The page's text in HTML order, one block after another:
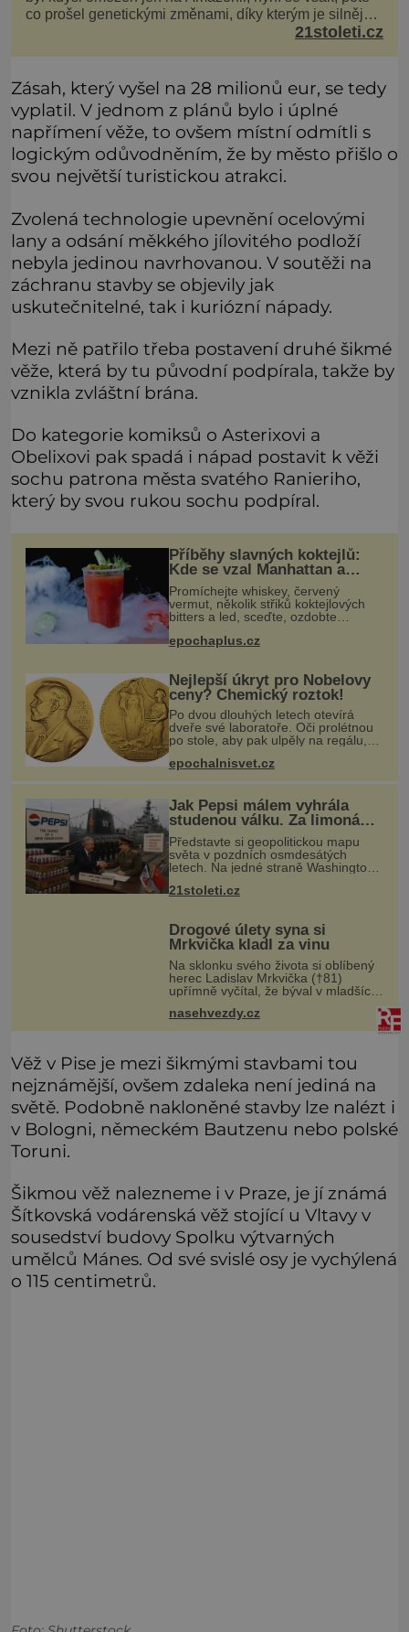
co prošel genetickými změnami, díky kterým je silnější,
šíří po celé Americe a první případy se objevily už i v
21stoleti.cz
Zásah, který vyšel na 28 milionů eur, se tedy
vyplatil. V jednom z plánů bylo i úplné
napřímení věže, to ovšem místní odmítli s
logickým odůvodněním, že by město přišlo o
svou největší turistickou atrakci.
Zvolená technologie upevnění ocelovými
lany a odsání měkkého jílovitého podloží
nebyla jedinou navrhovanou. V soutěži na
záchranu stavby se objevily jak
uskutečnitelné, tak i kuriózní nápady.
Mezi ně patřilo třeba postavení druhé šikmé
věže, která by tu původní podpírala, takže by
vznikla zvláštní brána.
Do kategorie komiksů o Asterixovi a
Obelixovi pak spadá i nápad postavit k věži
sochu patrona města svatého Ranieriho,
který by svou rukou sochu podpíral.
Příběhy slavných koktejlů:
Kde se vzal Manhattan a
Bloody Mary?
Promíchejte whiskey, červený
vermut, několik střiků koktejlových
bitters a led, sceďte, ozdobte
koktejlovou třešinkou a tadá…
Manhattan je tu! A pokud to má být
epochaplus.cz
Nejlepší úkryt pro Nobelovy
ceny? Chemický roztok!
Po dvou dlouhých letech otevírá
dveře své laboratoře. Oči prolétnou
po stole, aby pak ulpěly na regálu,
kde se nachází všemožné látky.
Hledá žluto-oranžovou tekutinu,
jakmile ji zahlédne, nesmírně se
epochalnisvet.cz
Jak Pepsi málem vyhrála
studenou válku. Za limonádu
dostala ponorky i křižník
Představte si geopolitickou mapu
světa v pozdních osmdesátých
letech. Na jedné straně Washington,
arzenál schopný zničit planetu
21stoleti.cz
Drogové úlety syna si
Mrkvička kladl za vinu
Na sklonku svého života si oblíbený
herec Ladislav Mrkvička (†81)
upřímně vyčítal, že býval v mladších
něm vyvolával hlavně velmi
dramatický osud jeho třetího syna
nasehvezdy.cz
Věž v Pise je mezi šikmými stavbami tou
nejznámější, ovšem zdaleka není jediná na
světě. Podobně nakloněné stavby lze nalézt i
v Bologni, německém Bautzenu nebo polské
Toruni.
Šikmou věž nalezneme i v Praze, je jí známá
Šítkovská vodárenská věž stojící u Vltavy v
sousedství budovy Spolku výtvarných
umělců Mánes. Od své svislé osy je vychýlená
o 115 centimetrů.